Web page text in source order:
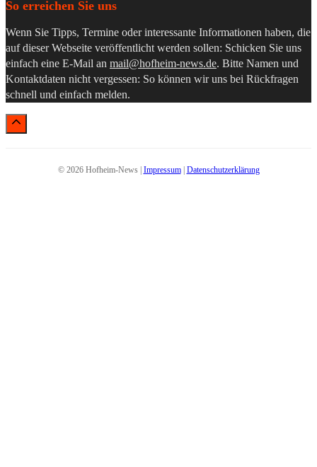
So erreichen Sie uns
Wenn Sie Tipps, Termine oder interessante Informationen haben, die
auf dieser Webseite veröffentlicht werden sollen: Schicken Sie uns
einfach eine E-Mail an mail@hofheim-news.de. Bitte Namen und
Kontaktdaten nicht vergessen: So können wir uns bei Rückfragen
schnell und einfach melden.
© 2026 Hofheim-News | Impressum| Datenschutzerklärung